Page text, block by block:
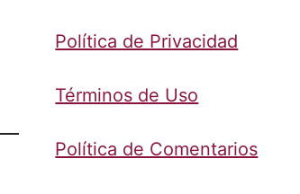
Política de Privacidad
Términos de Uso
Política de Comentarios